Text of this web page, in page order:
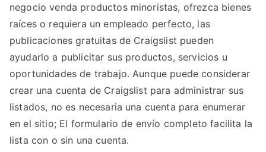
negocio venda productos minoristas, ofrezca bienes
raíces o requiera un empleado perfecto, las
publicaciones gratuitas de Craigslist pueden
ayudarlo a publicitar sus productos, servicios u
oportunidades de trabajo. Aunque puede considerar
crear una cuenta de Craigslist para administrar sus
listados, no es necesaria una cuenta para enumerar
en el sitio; El formulario de envío completo facilita la
lista con o sin una cuenta.